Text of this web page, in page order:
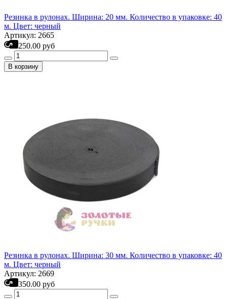
Резинка в рулонах. Ширина: 20 мм. Количество в упаковке: 40
м. Цвет: черный
Артикул: 2665
250.00 руб
В корзину
Резинка в рулонах. Ширина: 30 мм. Количество в упаковке: 40
м. Цвет: черный
Артикул: 2669
350.00 руб